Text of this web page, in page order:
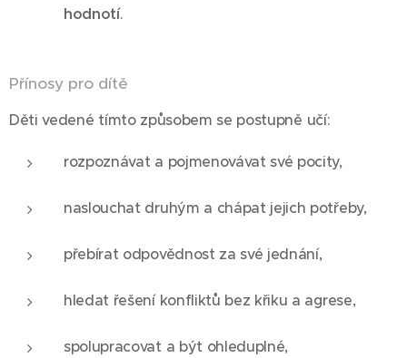
hodnotí.
Přínosy pro dítě
Děti vedené tímto způsobem se postupně učí:
rozpoznávat a pojmenovávat své pocity,
naslouchat druhým a chápat jejich potřeby,
přebírat odpovědnost za své jednání,
hledat řešení konfliktů bez křiku a agrese,
spolupracovat a být ohleduplné,